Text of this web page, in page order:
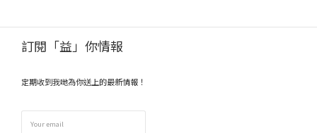
訂閱「益」你情報
定期收到我哋為你送上的最新情報！